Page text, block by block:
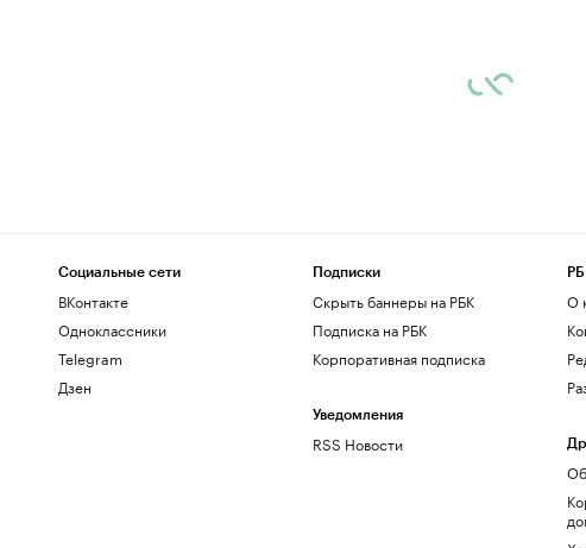
Социальные сети
ВКонтакте
Одноклассники
Telegram
Дзен
Подписки
Скрыть баннеры на РБК
Подписка на РБК
Корпоративная подписка
Уведомления
RSS Новости
О